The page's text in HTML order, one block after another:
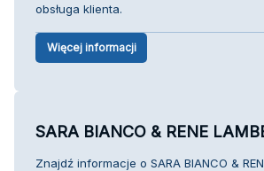
obsługa klienta.
Więcej informacji
SARA BIANCO & RENE
Znajdź informacje o SARA BIANCO &